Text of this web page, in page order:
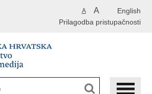
English
A A
Prilagodba pristupačnosti